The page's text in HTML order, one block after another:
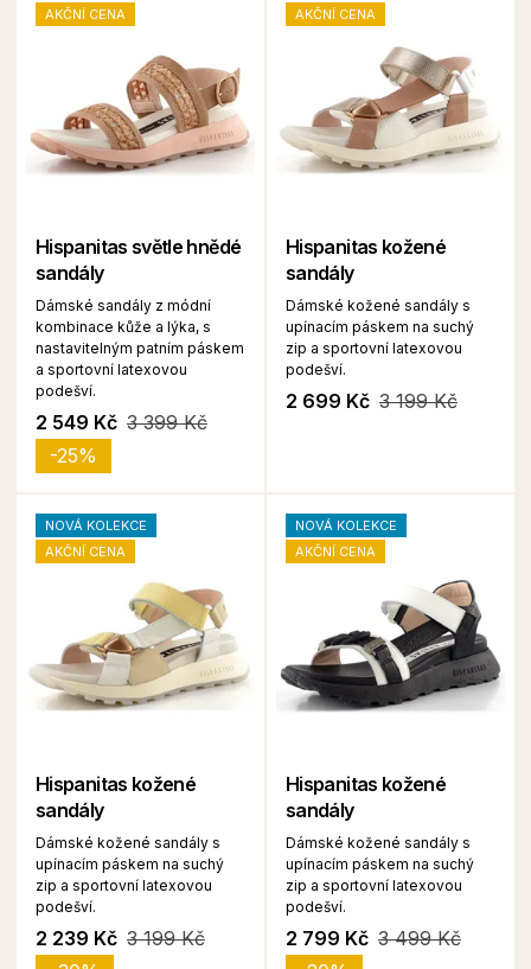
AKČNÍ CENA
Hispanitas světle hnědé
sandály
Dámské sandály z módní
kombinace kůže a lýka, s
nastavitelným patním páskem
a sportovní latexovou
podešví.
2 549 Kč 3 399 Kč
-25%
AKČNÍ CENA
Hispanitas kožené
sandály
Dámské kožené sandály s
upínacím páskem na suchý
zip a sportovní latexovou
podešví.
2 699 Kč 3 199 Kč
NOVÁ KOLEKCE
AKČNÍ CENA
Hispanitas kožené
sandály
Dámské kožené sandály s
upínacím páskem na suchý
zip a sportovní latexovou
podešví.
2 239 Kč 3 199 Kč
NOVÁ KOLEKCE
AKČNÍ CENA
Hispanitas kožené
sandály
Dámské kožené sandály s
upínacím páskem na suchý
zip a sportovní latexovou
podešví.
2 799 Kč 3 499 Kč